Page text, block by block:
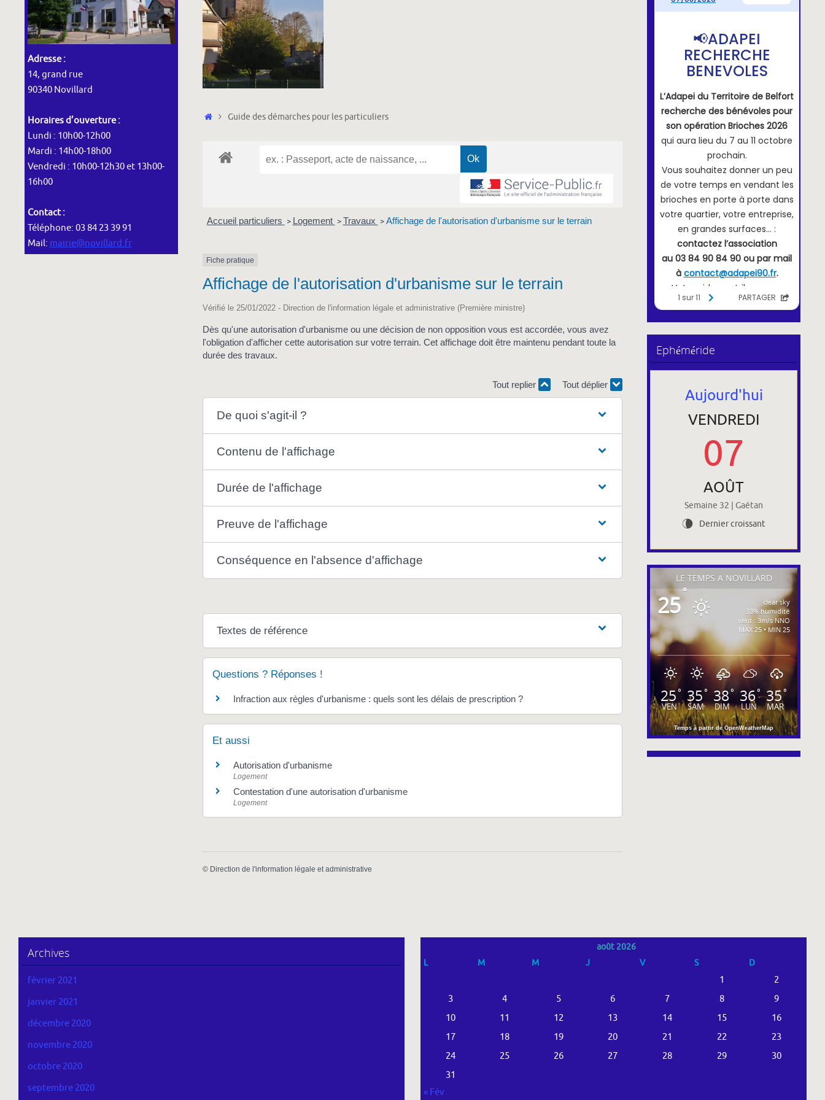
Accueil
Guide des démarches pour les particuliers
Accueil particuliers > Logement > Travaux > Affichage de l'autorisation d'urbanisme sur le terrain
Fiche pratique
Affichage de l'autorisation d'urbanisme sur le terrain
Vérifié le 25/01/2022 - Direction de l'information légale et administrative (Première ministre)
Dès qu'une autorisation d'urbanisme ou une décision de non opposition vous est accordée, vous avez
l'obligation d'afficher cette autorisation sur votre terrain. Cet affichage doit être maintenu pendant toute la
durée des travaux.
Tout replier Tout déplier
De quoi s'agit-il ?
Contenu de l'affichage
Durée de l'affichage
Preuve de l'affichage
Conséquence en l'absence d'affichage
Textes de référence
Questions ? Réponses !
Infraction aux règles d'urbanisme : quels sont les délais de prescription ?
Et aussi
Autorisation d'urbanisme
Logement
Contestation d'une autorisation d'urbanisme
Logement
© Direction de l'information légale et administrative
Adresse :
14, grand rue
90340 Novillard
Horaires d’ouverture :
Lundi : 10h00-12h00
Mardi : 14h00-18h00
Vendredi : 10h00-12h30 et 13h00-
16h00
Contact :
Téléphone: 03 84 23 39 91
Mail: mairie@novillard.fr
Ephéméride
Aujourd'hui
VENDREDI
07
AOÛT
Semaine 32 | Gaétan
V Dernier croissant
LE TEMPS À NOVILLARD
25°
clear sky
33% humidité
vent : 3m/s NNO
MAX 25 • MIN 25
25°
VEN
35°
SAM
38°
DIM
36°
LUN
35°
MAR
Temps à partir de OpenWeatherMap
Archives
février 2021
janvier 2021
décembre 2020
novembre 2020
octobre 2020
septembre 2020
août 2026
L
M M J V S D
1
2
3
4 5 6 7 8
9
10
11 12 13 14 15
16
17
18 19 20 21 22
23
24
25 26 27 28 29
30
31
« Fév